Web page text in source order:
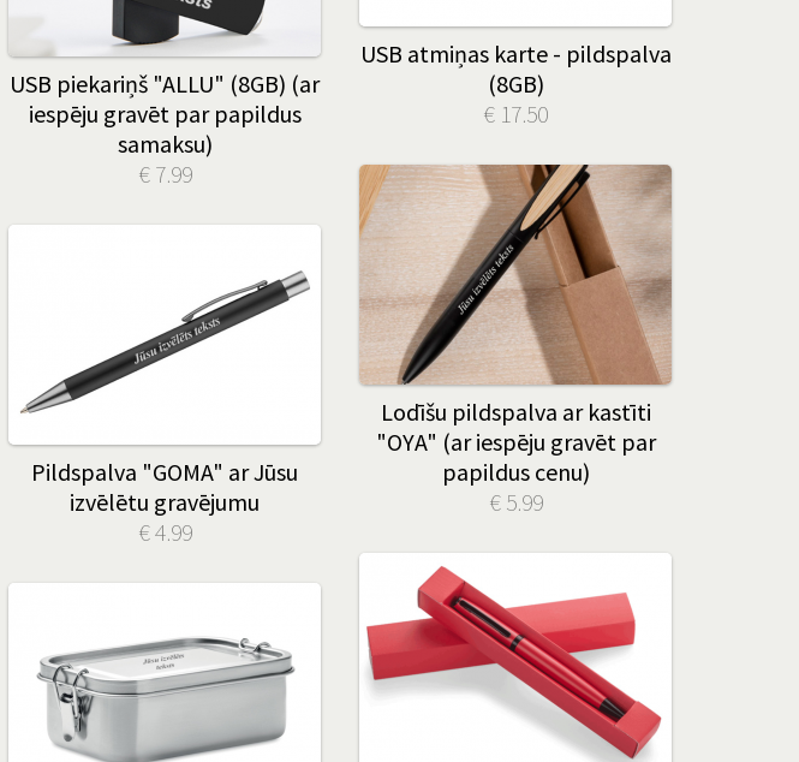
USB atmiņas karte - pildspalva
(8GB)
€ 17.50
USB piekariņš "ALLU" (8GB) (ar
iespēju gravēt par papildus
samaksu)
€ 7.99
Lodīšu pildspalva ar kastīti
"OYA" (ar iespēju gravēt par
papildus cenu)
€ 5.99
Pildspalva "GOMA" ar Jūsu
izvēlētu gravējumu
€ 4.99